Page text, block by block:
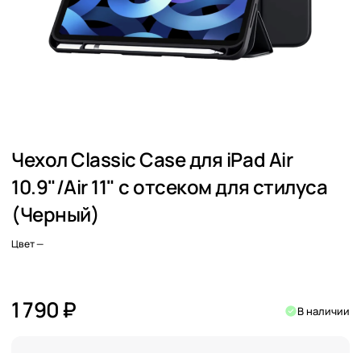
Чехол Classic Case для iPad Air
10.9"/Air 11" с отсеком для стилуса
(Черный)
Цвет—
1 790 ₽ В наличии